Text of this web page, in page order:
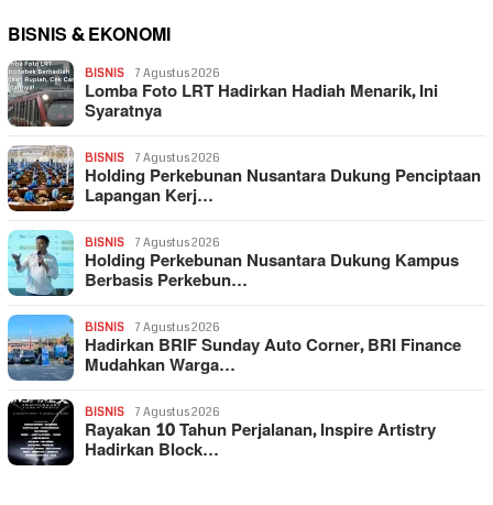
BISNIS & EKONOMI
BISNIS 7 Agustus 2026
Lomba Foto LRT Hadirkan Hadiah Menarik, Ini
Syaratnya
BISNIS 7 Agustus 2026
Holding Perkebunan Nusantara Dukung Penciptaan
Lapangan Kerj…
BISNIS 7 Agustus 2026
Holding Perkebunan Nusantara Dukung Kampus
Berbasis Perkebun…
BISNIS 7 Agustus 2026
Hadirkan BRIF Sunday Auto Corner, BRI Finance
Mudahkan Warga…
BISNIS 7 Agustus 2026
Rayakan 10 Tahun Perjalanan, Inspire Artistry
Hadirkan Block…